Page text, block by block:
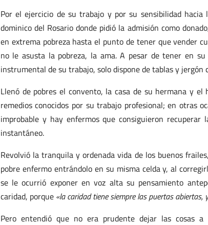
Por el ejercicio de su trabajo y por su sensibilidad
dominico del Rosario donde pidió la admisión como
en extrema pobreza hasta el punto de tener que vender
no le asusta la pobreza, la ama. A pesar de tener en
instrumental de su trabajo, solo dispone de tablas y jergón
Llenó de pobres el convento, la casa de su hermana y
remedios conocidos por su trabajo profesional; en otras
improbable y hay enfermos que consiguieron
instantáneo.
Revolvió la tranquila y ordenada vida de los buenos
pobre enfermo entrándolo en su misma celda y, al
se le ocurrió exponer en voz alta su pensamiento
caridad, porque «la caridad tiene siempre las puertas
Pero entendió que no era prudente dejar las cosas